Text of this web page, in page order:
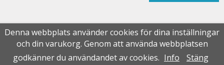
Drift & produktion:
Denna webbplats använder cookies för dina inställningar
och din varukorg. Genom att använda webbplatsen
godkänner du användandet av cookies. Info Stäng